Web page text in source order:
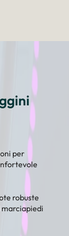
per
robuste
marciapiedi